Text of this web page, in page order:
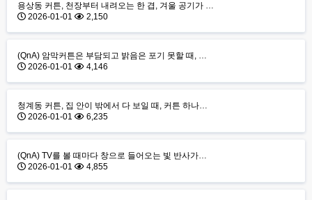
용상동 커튼, 천장부터 내려오는 한 겹, 겨울 공기가 …
2026-01-01
2,150
(QnA) 암막커튼은 부담되고 밝음은 포기 못할 때, …
2026-01-01
4,146
청계동 커튼, 집 안이 밖에서 다 보일 때, 커튼 하나…
2026-01-01
6,235
(QnA) TV를 볼 때마다 창으로 들어오는 빛 반사가…
2026-01-01
4,855